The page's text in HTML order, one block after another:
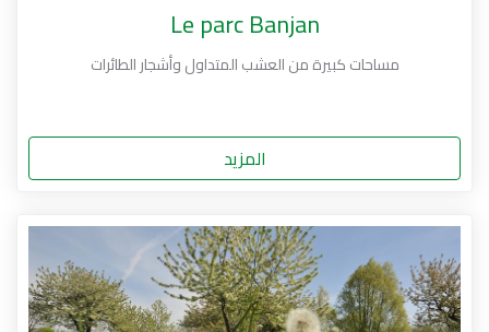
Le parc Banjan
مساحات كبيرة من العشب المتداول وأشجار الطائرات
المزيد